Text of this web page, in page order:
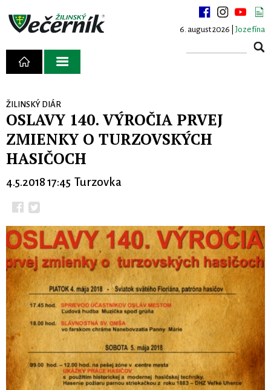
6. august 2026 | Jozefína
ŽILINSKÝ DIÁR
OSLAVY 140. VÝROČIA PRVEJ
ZMIENKY O TURZOVSKÝCH
HASIČOCH
4.5.2018 17:45 Turzovka